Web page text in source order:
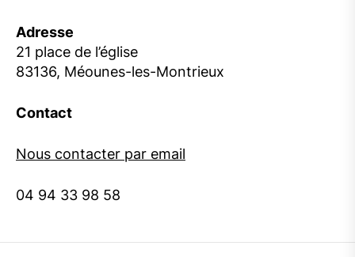
Adresse
21 place de l’église
83136, Méounes-les-Montrieux
Contact
Nous contacter par email
04 94 33 98 58